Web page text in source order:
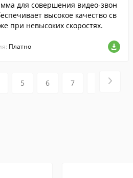
для совершения видео-звон
высокое качество св
при невысоких скоростях.
Платно
5 6 7